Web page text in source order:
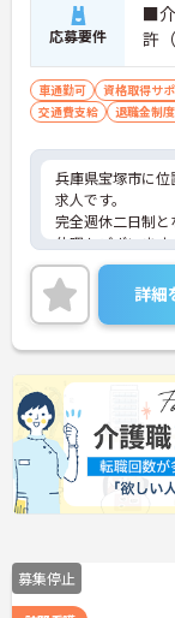
応募要件
■
許
車通勤可 資格取得サ
交通費支給
退職金制
兵庫県宝塚市に
求人です。
完全週休二日制
休暇もございま
す！
ご興味のある方は
詳細
募集停止